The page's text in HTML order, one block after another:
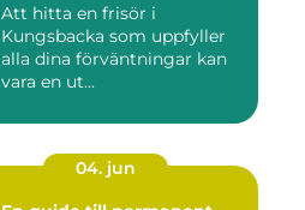
Att hitta en frisör i
Kungsbacka som uppfyller
alla dina förväntningar kan
vara en ut...
04. jun